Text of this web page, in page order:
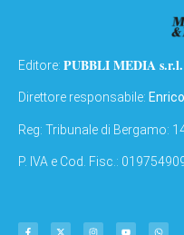
Editore: PUBBLI MEDIA s.r.l.
Direttore responsabile:
Reg: Tribunale di Bergamo:
P. IVA e Cod. Fisc.: